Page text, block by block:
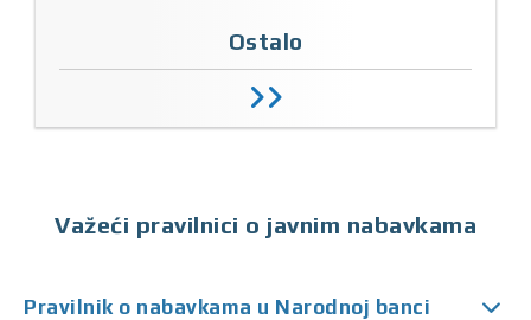
Ostalo
Važeći pravilnici o javnim nabavkama
Pravilnik o nabavkama u Narodnoj banci